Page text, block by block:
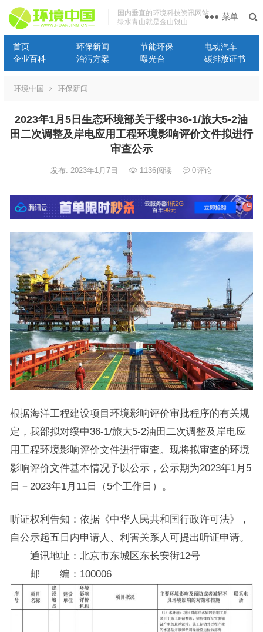
国内垂直的环境科技资讯网站
绿水青山就是金山银山
首页 环保新闻 节能环保
电动汽车
企业百科
治污方案 曝光台 碳排放证书
菜单
环境中国 环保新闻
2023年1月5日生态环境部关于绥中36-1/旅大5-2油
田二次调整及岸电应用工程环境影响评价文件拟进行
审查公示
发布: 2023年1月7日 1136阅读 0评论
根据海洋工程建设项目环境影响评价审批程序的有关规
定，我部拟对绥中36-1/旅大5-2油田二次调整及岸电应
用工程环境影响评价文件进行审查。现将拟审查的环境
影响评价文件基本情况予以公示，公示期为2023年1月5
日－2023年1月11日（5个工作日）。
听证权利告知：依据《中华人民共和国行政许可法》，
自公示起五日内申请人、利害关系人可提出听证申请。
通讯地址：北京市东城区东长安街12号
邮 编：100006